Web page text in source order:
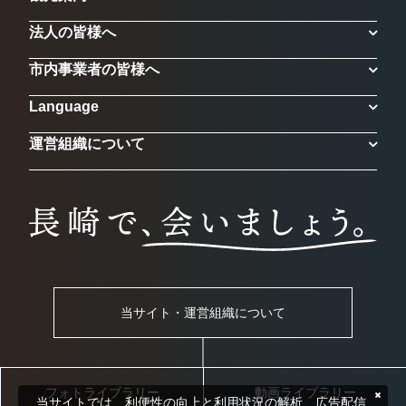
法人の皆様へ
市内事業者の皆様へ
Language
運営組織について
当サイト・運営組織について
フォトライブラリー 動画ライブラリー
当サイトでは、利便性の向上と利用状況の解析、広告配信